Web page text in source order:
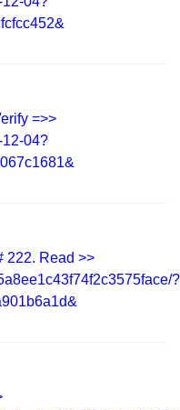
=>>
12-04?
222. Read >>
?